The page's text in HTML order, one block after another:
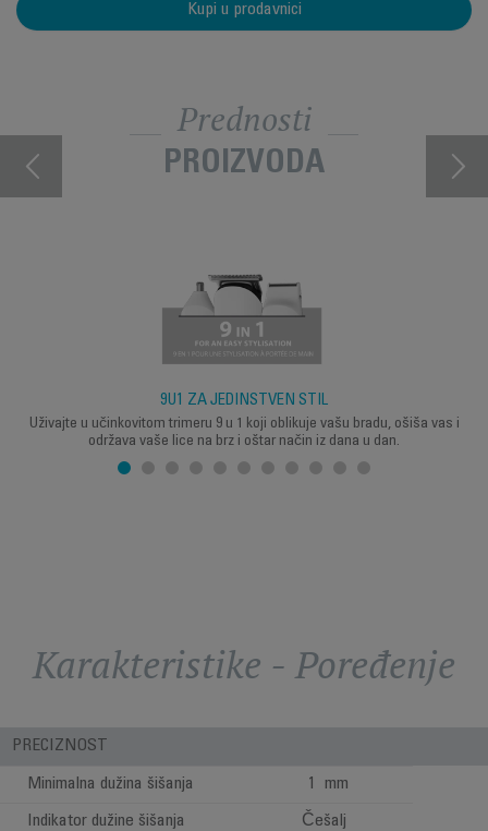
Kupi u prodavnici
Prednosti
PROIZVODA
9U1 ZA JEDINSTVEN STIL
Uživajte u učinkovitom trimeru 9 u 1 koji oblikuje vašu bradu, ošiša vas i
održava vaše lice na brz i oštar način iz dana u dan.
Karakteristike - Poređenje
PRECIZNOST
Minimalna dužina šišanja 1 mm
Indikator dužine šišanja Češalj